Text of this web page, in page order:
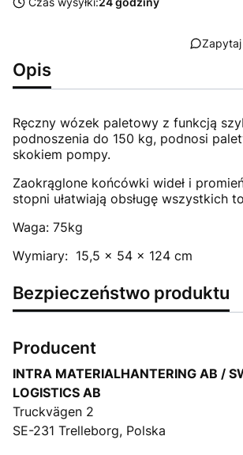
Opis
Ręczny wózek paletowy z funkcją
podnoszenia do 150 kg, podnosi
skokiem pompy.
Zaokrąglone końcówki wideł i
stopni ułatwiają obsługę wszystkich
Waga: 75kg
Wymiary: 15,5 × 54 × 124 cm
Bezpieczeństwo produktu
Producent
INTRA MATERIALHANTERING AB /
LOGISTICS AB
Truckvägen 2
SE-231 Trelleborg, Polska